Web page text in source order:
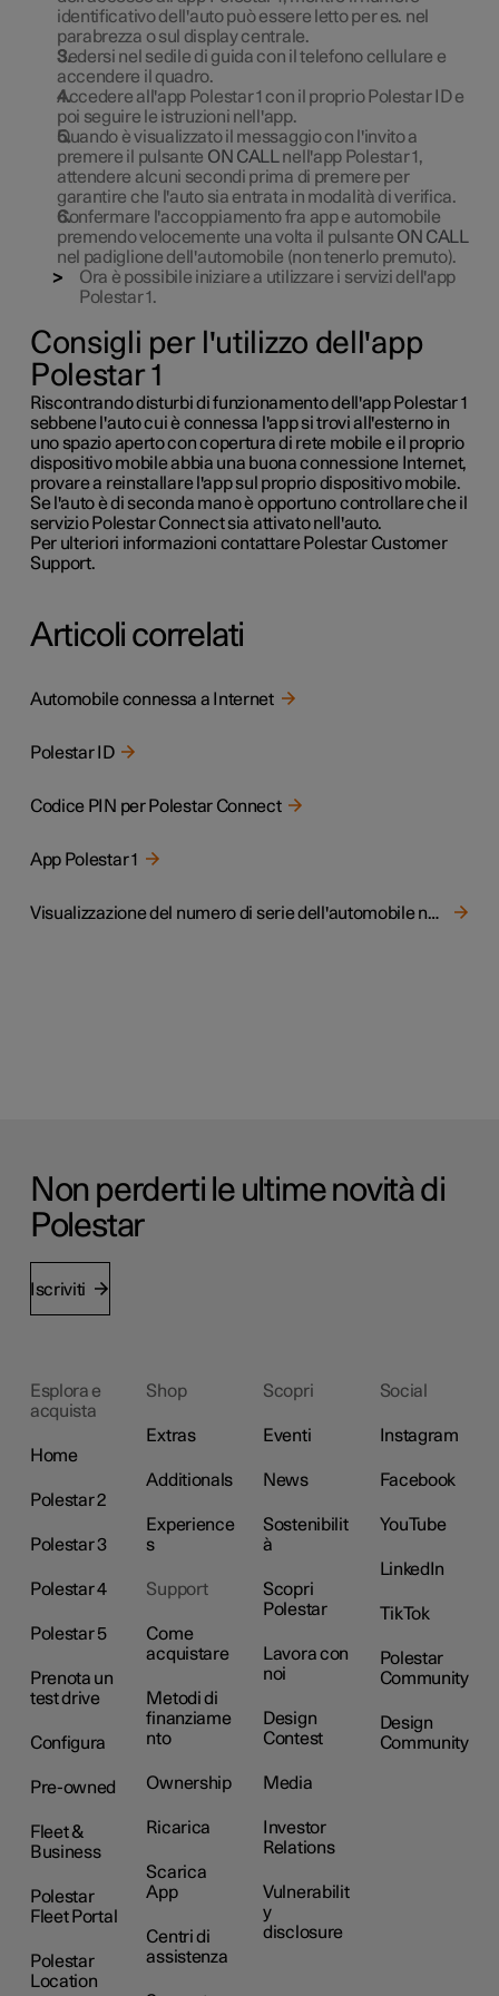
identificativo dell'auto può essere letto per es. nel
parabrezza o sul display centrale.
Sedersi nel sedile di guida con il telefono cellulare e
accendere il quadro.
Accedere all'app Polestar 1 con il proprio Polestar ID e
poi seguire le istruzioni nell'app.
Quando è visualizzato il messaggio con l'invito a
premere il pulsante ON CALLnell'app Polestar 1 ,
attendere alcuni secondi prima di premere per
garantire che l'auto sia entrata in modalità di verifica.
Confermare l'accoppiamento fra app e automobile
premendo velocemente una volta il pulsante ON CALL
nel padiglione dell'automobile (non tenerlo premuto).
Ora è possibile iniziare a utilizzare i servizi dell'app
Polestar 1 .
Consigli per l'utilizzo dell'app
Polestar 1
Riscontrando disturbi di funzionamento dell'appPolestar 1
sebbene l'auto cui è connessa l'app si trovi all'esterno in
uno spazio aperto con copertura di rete mobile e il proprio
dispositivo mobile abbia una buona connessione Internet,
provare a reinstallare l'app sul proprio dispositivo mobile.
Se l'auto è di seconda mano è opportuno controllare che il
servizio Polestar Connect sia attivato nell'auto.
Per ulteriori informazioni contattare Polestar Customer
Support.
Articoli correlati
Automobile connessa a Internet
Polestar ID
Codice PIN per Polestar Connect
App Polestar 1
Visualizzazione del numero di serie dell'automobile nella app Polestar 1
Non perderti le ultime novità di
Polestar
Iscriviti
Esplora e
acquista
Home
Polestar 2
Polestar 3
Polestar 4
Polestar 5
Prenota un
test drive
Configura
Pre-owned
Fleet &
Business
Polestar
Fleet Portal
Polestar
Location
Shop
Extras
Additionals
Experience
s
Support
Come
acquistare
Metodi di
finanziame
nto
Ownership
Ricarica
Scarica
App
Centri di
assistenza
Scopri
Eventi
News
Sostenibilit
à
Scopri
Polestar
Lavora con
noi
Design
Contest
Media
Investor
Relations
Vulnerabilit
y
disclosure
Social
Instagram
Facebook
YouTube
LinkedIn
TikTok
Polestar
Community
Design
Community